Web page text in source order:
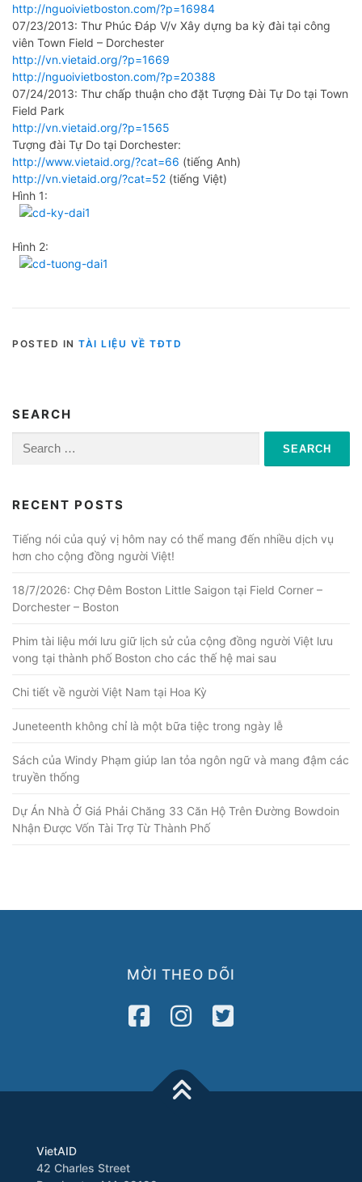
http://nguoivietboston.com/?p=16984
07/23/2013: Thư Phúc Đáp V/v Xây dựng ba kỳ đài tại công
viên Town Field – Dorchester
http://vn.vietaid.org/?p=1669
http://nguoivietboston.com/?p=20388
07/24/2013: Thư chấp thuận cho đặt Tượng Đài Tự Do tại Town
Field Park
http://vn.vietaid.org/?p=1565
Tượng đài Tự Do tại Dorchester:
http://www.vietaid.org/?cat=66 (tiếng Anh)
http://vn.vietaid.org/?cat=52 (tiếng Việt)
Hình 1:
Hình 2:
POSTED IN TÀI LIỆU VỀ TĐTD
SEARCH
Search
for:
RECENT POSTS
Tiếng nói của quý vị hôm nay có thể mang đến nhiều dịch vụ
hơn cho cộng đồng người Việt!
18/7/2026: Chợ Đêm Boston Little Saigon tại Field Corner –
Dorchester – Boston
Phim tài liệu mới lưu giữ lịch sử của cộng đồng người Việt lưu
vong tại thành phố Boston cho các thế hệ mai sau
Chi tiết về người Việt Nam tại Hoa Kỳ
Juneteenth không chỉ là một bữa tiệc trong ngày lễ
Sách của Windy Phạm giúp lan tỏa ngôn ngữ và mang đậm các
truyền thống
Dự Án Nhà Ở Giá Phải Chăng 33 Căn Hộ Trên Đường Bowdoin
Nhận Được Vốn Tài Trợ Từ Thành Phố
MỜI THEO DÕI
VietAID
42 Charles Street